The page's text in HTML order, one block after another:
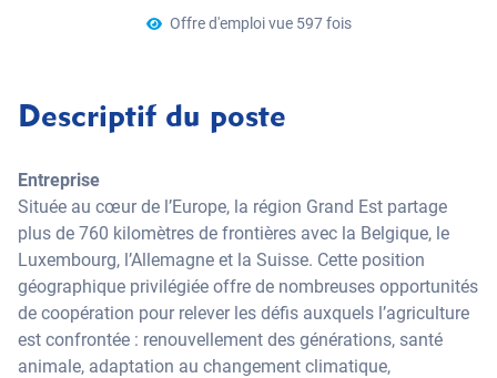
Offre d'emploi vue 597 fois
Descriptif du poste
Entreprise
Située au cœur de l’Europe, la région Grand Est partage
plus de 760 kilomètres de frontières avec la Belgique, le
Luxembourg, l’Allemagne et la Suisse. Cette position
géographique privilégiée offre de nombreuses opportunités
de coopération pour relever les défis auxquels l’agriculture
est confrontée : renouvellement des générations, santé
animale, adaptation au changement climatique,